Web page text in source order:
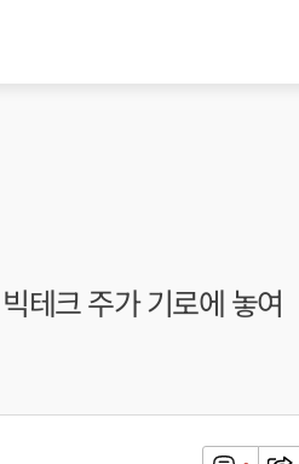
테크 주가 기로에 놓여